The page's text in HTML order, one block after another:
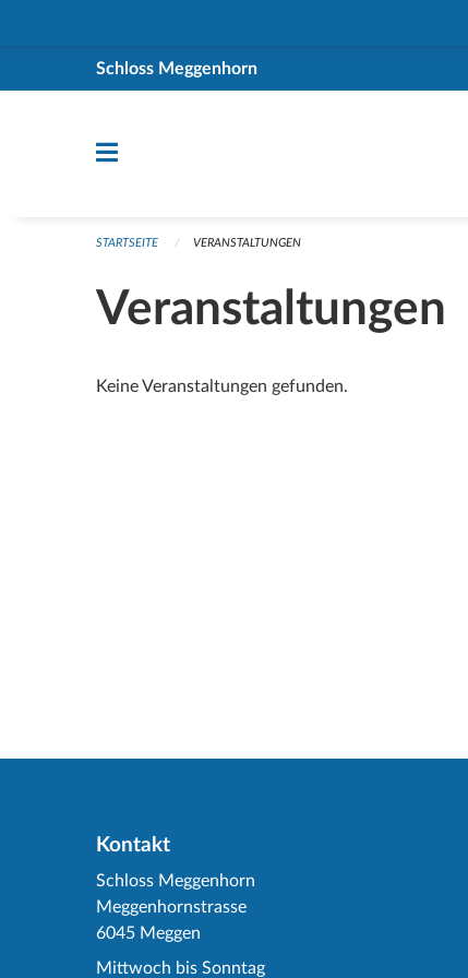
Schloss Meggenhorn
STARTSEITE VERANSTALTUNGEN
Veranstaltungen
Keine Veranstaltungen gefunden.
Kontakt
Schloss Meggenhorn
Meggenhornstrasse
6045 Meggen
Mittwoch bis Sonntag